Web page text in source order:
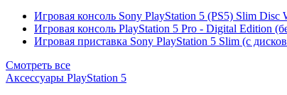
Игровая консоль Sony PlayStation 5 (PS5) Slim
Игровая консоль PlayStation 5 Pro - Digital Edition
Игровая приставка Sony PlayStation 5 Slim (с
Смотреть все
Аксессуары PlayStation 5